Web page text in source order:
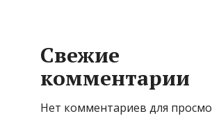
Свежие
комментарии
Нет комментариев для